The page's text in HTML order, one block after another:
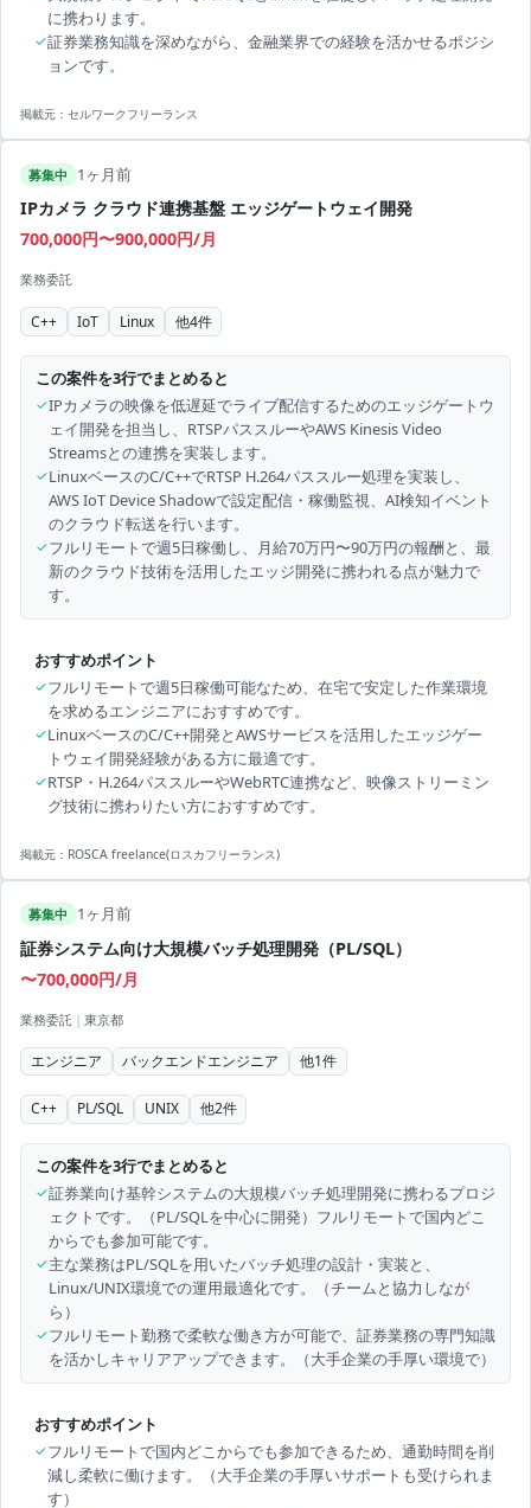
に携わります。
✓証券業務知識を深めながら、金融業界での経験を活かせるポジシ
ョンです。
掲載元： セルワークフリーランス
募集中 1ヶ月前
IPカメラ クラウド連携基盤 エッジゲートウェイ開発
700,000円〜900,000円/月
業務委託
C++ IoT Linux 他4件
この案件を3行でまとめると
✓IPカメラの映像を低遅延でライブ配信するためのエッジゲートウ
ェイ開発を担当し、RTSPパススルーやAWS Kinesis Video
Streamsとの連携を実装します。
✓LinuxベースのC/C++でRTSP H.264パススルー処理を実装し、
AWS IoT Device Shadowで設定配信・稼働監視、AI検知イベント
のクラウド転送を行います。
✓フルリモートで週5日稼働し、月給70万円〜90万円の報酬と、最
新のクラウド技術を活用したエッジ開発に携われる点が魅力で
す。
おすすめポイント
✓フルリモートで週5日稼働可能なため、在宅で安定した作業環境
を求めるエンジニアにおすすめです。
✓LinuxベースのC/C++開発とAWSサービスを活用したエッジゲー
トウェイ開発経験がある方に最適です。
✓RTSP・H.264パススルーやWebRTC連携など、映像ストリーミン
グ技術に携わりたい方におすすめです。
掲載元： ROSCA freelance(ロスカフリーランス)
募集中 1ヶ月前
証券システム向け大規模バッチ処理開発（PL/SQL）
〜700,000円/月
業務委託 | 東京都
エンジニア バックエンドエンジニア 他1件
C++ PL/SQL UNIX 他2件
この案件を3行でまとめると
✓証券業向け基幹システムの大規模バッチ処理開発に携わるプロジ
ェクトです。（PL/SQLを中心に開発）フルリモートで国内どこ
からでも参加可能です。
✓主な業務はPL/SQLを用いたバッチ処理の設計・実装と、
Linux/UNIX環境での運用最適化です。（チームと協力しなが
ら）
✓フルリモート勤務で柔軟な働き方が可能で、証券業務の専門知識
を活かしキャリアアップできます。（大手企業の手厚い環境で）
おすすめポイント
✓フルリモートで国内どこからでも参加できるため、通勤時間を削
減し柔軟に働けます。（大手企業の手厚いサポートも受けられま
す）